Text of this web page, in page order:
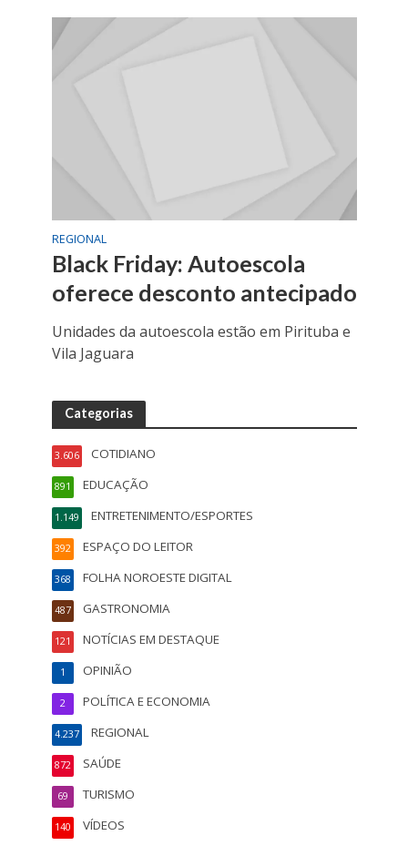
REGIONAL
Black Friday: Autoescola
oferece desconto antecipado
Unidades da autoescola estão em Pirituba e
Vila Jaguara
Categorias
COTIDIANO
3.606
EDUCAÇÃO
891
ENTRETENIMENTO/ESPORTES
1.149
ESPAÇO DO LEITOR
392
FOLHA NOROESTE DIGITAL
368
GASTRONOMIA
487
NOTÍCIAS EM DESTAQUE
121
OPINIÃO
1
POLÍTICA E ECONOMIA
2
REGIONAL
4.237
SAÚDE
872
TURISMO
69
VÍDEOS
140